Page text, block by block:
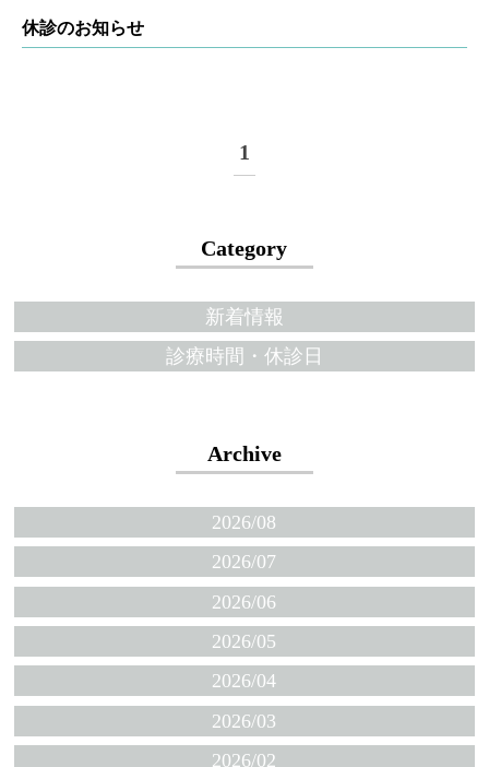
休診のお知らせ
1
Category
新着情報
診療時間・休診日
Archive
2026/08
2026/07
2026/06
2026/05
2026/04
2026/03
2026/02